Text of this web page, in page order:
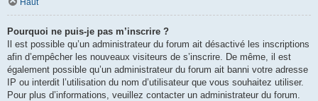
Pourquoi ne puis-je pas m’inscrire ?
Il est possible qu’un administrateur du forum ait désactivé les inscriptions
afin d’empêcher les nouveaux visiteurs de s’inscrire. De même, il est
également possible qu’un administrateur du forum ait banni votre adresse
IP ou interdit l’utilisation du nom d’utilisateur que vous souhaitez utiliser.
Pour plus d’informations, veuillez contacter un administrateur du forum.